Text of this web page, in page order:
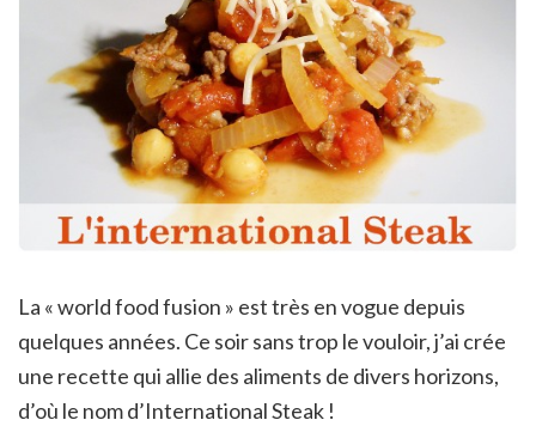
La « world food fusion » est très en vogue depuis
quelques années. Ce soir sans trop le vouloir, j’ai crée
une recette qui allie des aliments de divers horizons,
d’où le nom d’International Steak !